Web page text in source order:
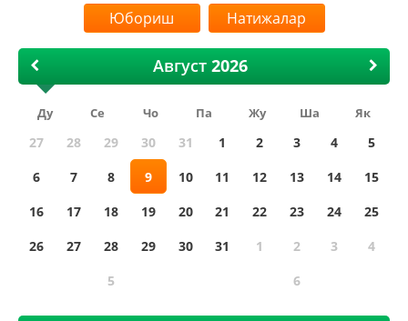
Натижалар
Август
Ду Се Чо Па Жу Ша Як
27 28 29 30 31 1 2 3 4
5
6
7 8 9 10 11 12 13 14
15
16
17 18 19 20 21 22 23 24
25
26
27 28 29 30 31 1 2 3
4
5
6